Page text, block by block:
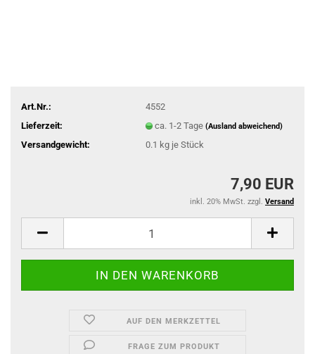
Art.Nr.:
4552
Lieferzeit:
ca. 1-2 Tage (Ausland abweichend)
Versandgewicht: 0.1 kg je Stück
7,90 EUR
inkl. 20% MwSt. zzgl. Versand
AUF DEN MERKZETTEL
FRAGE ZUM PRODUKT